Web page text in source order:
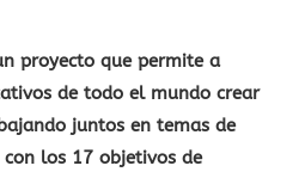
proyecto que permite a
de todo el mundo crear
juntos en temas de
los 17 objetivos de